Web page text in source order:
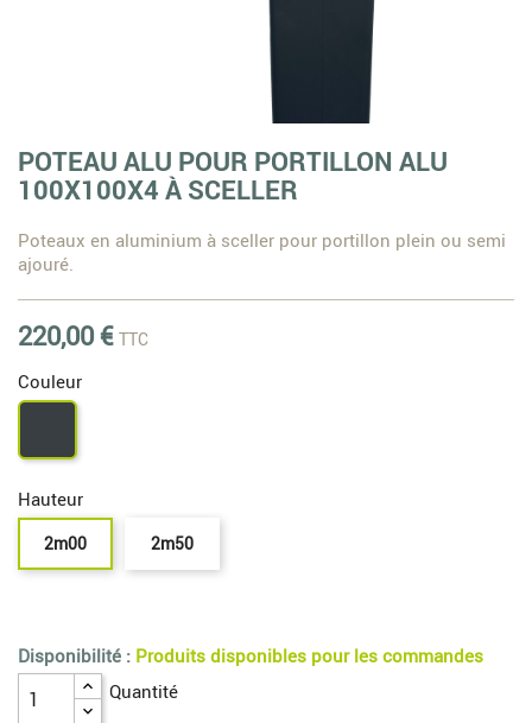
POTEAU ALU POUR PORTILLON ALU
100X100X4 À SCELLER
Poteaux en aluminium à sceller pour portillon plein ou semi
ajouré.
220,00 € TTC
Couleur
Gris
Hauteur
2m00 2m50
Disponibilité : Produits disponibles pour les commandes
Quantité